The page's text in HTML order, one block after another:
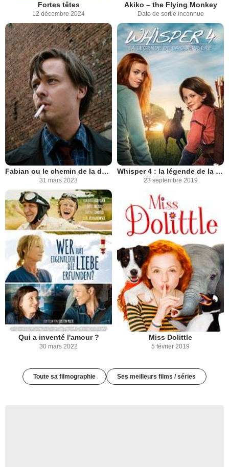
Fortes têtes
12 décembre 2024
Akiko – the Flying Monkey
Date de sortie inconnue
Fabian ou le chemin de la décadence
31 mars 2023
Whisper 4 : la légende de la guerrière
23 septembre 2019
Qui a inventé l'amour ?
30 mars 2022
Miss Dolittle
5 février 2019
Toute sa filmographie Ses meilleurs films / séries